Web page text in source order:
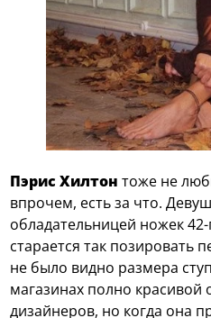
Пэрис Хилтон тоже не
впрочем, есть за что.
обладательницей ножек
старается так позировать
не было видно размера
магазинах полно красивой
дизайнеров, но когда она